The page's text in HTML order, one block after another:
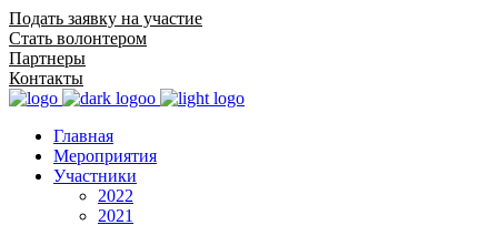
Подать заявку на участие
Стать волонтером
Партнеры
Контакты
Главная
Мероприятия
Участники
2022
2021